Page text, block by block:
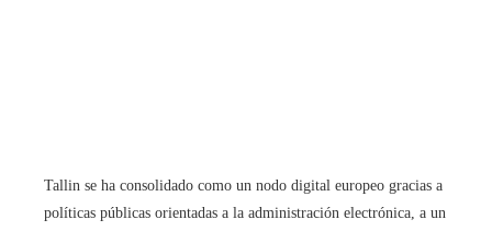
Tallin se ha consolidado como un nodo digital europeo gracias a
políticas públicas orientadas a la administración electrónica, a un